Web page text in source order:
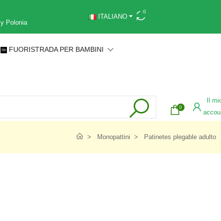
Polonia
ITALIANO
0
FUORISTRADA PER BAMBINI
0
Il
Monopattini Patinetes plegable adulto